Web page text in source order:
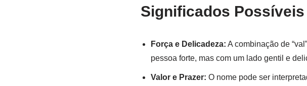
Significados Possíveis
Força e Delicadeza: A combinação de
pessoa forte, mas com um lado gentil e
Valor e Prazer: O nome pode ser